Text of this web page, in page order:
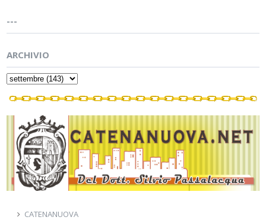
---
ARCHIVIO
CATENANUOVA